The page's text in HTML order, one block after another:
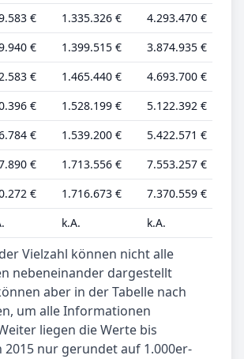
€ 1.335.326 € 4.293.470 €
€ 1.399.515 € 3.874.935 €
€ 1.465.440 € 4.693.700 €
€ 1.528.199 € 5.122.392 €
€ 1.539.200 € 5.422.571 €
€ 1.713.556 € 7.553.257 €
€ 1.716.673 € 7.370.559 €
k.A. k.A.
Vielzahl können nicht alle
nebeneinander dargestellt
aber in der Tabelle nach
um alle Informationen
liegen die Werte bis
2015 nur gerundet auf 1.000er-